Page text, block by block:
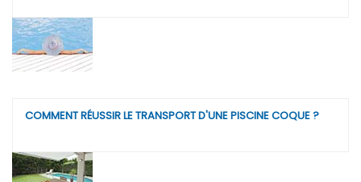
COMMENT RÉUSSIR LE TRANSPORT D'UNE PISCINE COQUE ?